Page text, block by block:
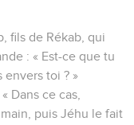
fils de Rékab, qui
: « Est-ce que tu
envers toi ? »
Dans ce cas,
puis Jéhu le fait